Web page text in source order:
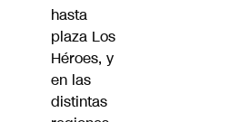
hasta
plaza Los
Héroes, y
en las
distintas